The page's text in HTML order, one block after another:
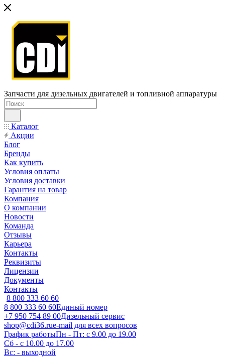
Запчасти для дизельных двигателей и топливной аппаратуры
Каталог
Акции
Блог
Бренды
Как купить
Условия оплаты
Условия доставки
Гарантия на товар
Компания
О компании
Новости
Команда
Отзывы
Карьера
Контакты
Реквизиты
Лицензии
Документы
Контакты
8 800 333 60 60
8 800 333 60 60Единый номер
+7 950 754 89 00Дизельный сервис
shop@cdi36.rue-mail для всех вопросов
График работыПн - Пт: с 9.00 до 19.00
Сб - с 10.00 до 17.00
Вс: - выходной